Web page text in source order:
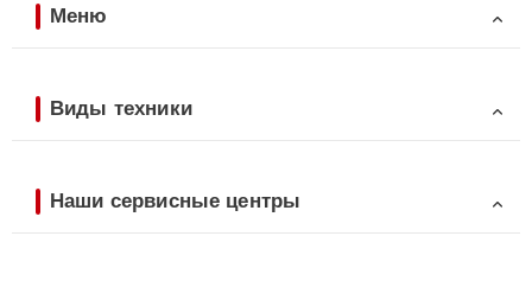
Меню
Виды техники
Наши сервисные центры